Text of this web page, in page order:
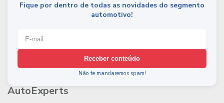
Fique por dentro de todas as novidades do segmento
automotivo!
Receber conteúdo
Não te mandaremos spam!
AutoExperts